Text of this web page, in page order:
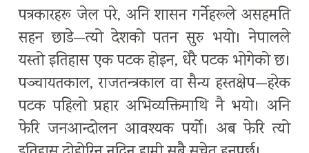
पत्रकारहरू जेल परे, अनि शासन गर्नेहरूले असहमति
सहन छाडे—त्यो देशको पतन सुरु भयो। नेपालले
यस्तो इतिहास एक पटक होइन, धेरै पटक भोगेको छ।
पञ्चायतकाल, राजतन्त्रकाल वा सैन्य हस्तक्षेप—हरेक
पटक पहिलो प्रहार अभिव्यक्तिमाथि नै भयो। अनि
फेरि जनआन्दोलन आवश्यक पर्याे। अब फेरि त्यो